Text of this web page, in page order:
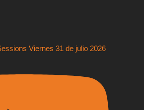
Viernes 31 de julio 2026